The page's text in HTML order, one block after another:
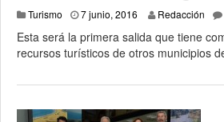
Turismo 7 junio, 2016 7 junio, 2016
Redacción
Esta será la primera salida que tiene
recursos turísticos de otros municipios